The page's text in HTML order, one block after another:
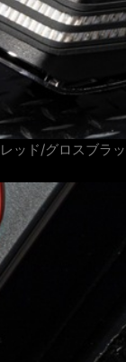
ッド/グロスブラッ